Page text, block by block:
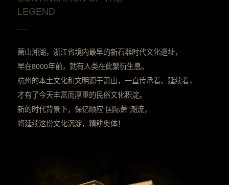
LEGEND
萧山湘湖，浙江省境内最早的新石器时代文化遗址，
早在8000年前，就有人类在此繁衍生息。
杭州的本土文化和文明源于萧山，一直传承着、延续着，
才有了今天丰富而厚重的民俗文化积淀。
新的时代背景下，保亿顺应“国际萧”潮流，
将延续这份文化沉淀，精耕奥体！